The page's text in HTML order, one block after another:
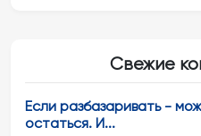
Свежие
Если разбазаривать -
остаться. И...